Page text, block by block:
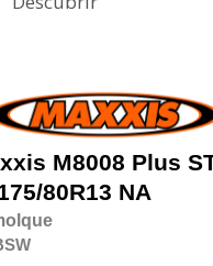
M8008 Plus
80R13 NA